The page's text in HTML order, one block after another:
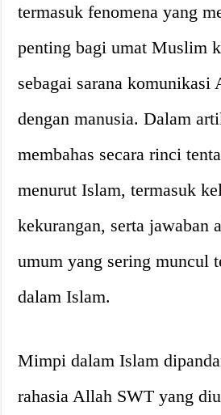
termasuk fenomena yang
penting bagi umat Muslim
sebagai sarana komunikasi
dengan manusia. Dalam
membahas secara rinci
menurut Islam, termasuk
kekurangan, serta jawaban
umum yang sering muncul
dalam Islam.
Mimpi dalam Islam
rahasia Allah SWT yang